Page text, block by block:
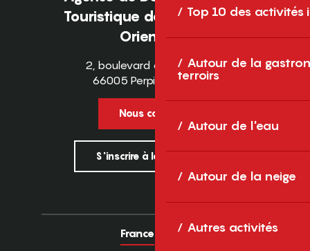
Top 10 des activités
Autour de la
terroirs
Autour de l'eau
Autour de la neige
Autres activités
Touristique des Pyrénées-
Orientales
2, boulevard des Pyrénées
66005 Perpignan Cedex
Nous contacter
S'inscrire à la newsletter
France Europe